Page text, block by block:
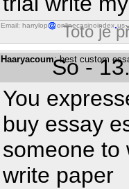
Email: harrylop onlinecasinoindex us
Toto je
Haaryacoum: best custom
So -
You
buy essay
someone to
write paper